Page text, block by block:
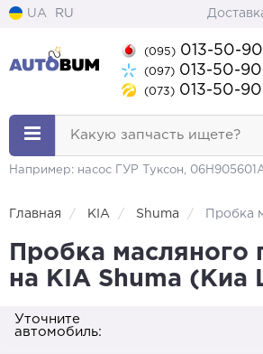
UA RU
(095) 013-50-90
(097) 013-50-90
(073) 013-50-90
Какую запчасть ищете?
Например: насос ГУР Туксон,
Главная KIA Shuma Пробка
Пробка масляного
на KIA Shuma
Уточните
автомобиль: